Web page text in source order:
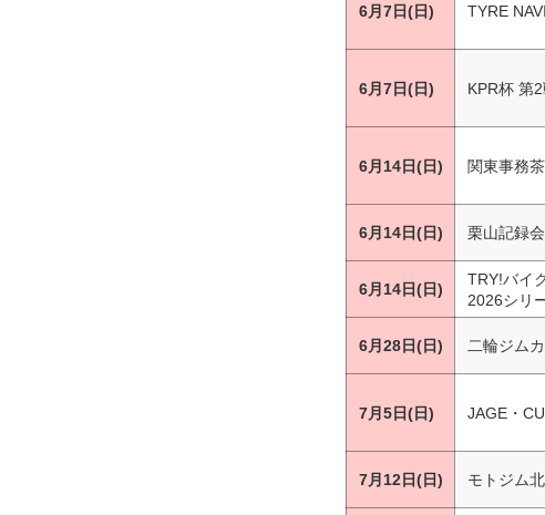
6月7日(日) TYRE
6月7日(日) KPR杯 第
6月14日(日) 関東事務
6月14日(日) 栗山記録会
6月14日(日)
TRY!バイ
2026シリ
6月28日(日) 二輪ジム
7月5日(日) JAGE・
7月12日(日) モトジム